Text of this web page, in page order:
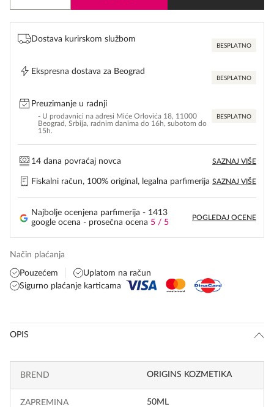
Renewing
Power
Night
CreamDostava kurirskom službom
BESPLATNO
Ekspresna dostava za Beograd
BESPLATNO
Preuzimanje u radnji
- U prodavnici na adresi Miće Orlovića 18, 11000
Beograd, Srbija, radnim danima do 16h, subotom do
15h.
BESPLATNO
14 dana povraćaj novca SAZNAJ VIŠE
Fiskalni račun, 100% original, legalna parfimerija SAZNAJ VIŠE
Najbolje ocenjena parfimerija - 1413
google ocena - prosečna ocena 5 / 5
POGLEDAJ OCENE
Način plaćanja
Pouzećem
Uplatom na račun
Sigurno plaćanje karticama
OPIS
BREND ORIGINS KOZMETIKA
ZAPREMINA 50ML